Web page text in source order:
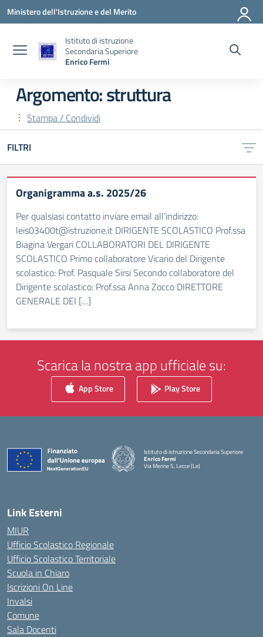
Vai ai contenuti
Vai al menu di navigazione
Vai al footer
Ministero dell'Istruzione e del Merito
Istituto di istruzione
Secondaria Superiore
Enrico Fermi
Argomento: struttura
Stampa / Condividi
FILTRI
Organigramma a.s. 2025/26
Per qualsiasi contatto inviare email all’indirizzo:
leis03400t@istruzione.it DIRIGENTE SCOLASTICO Prof.ssa
Biagina Vergari COLLABORATORI DEL DIRIGENTE
SCOLASTICO Primo collaboratore Vicario del Dirigente
scolastico: Prof. Pasquale Sirsi Secondo collaboratore del
Dirigente scolastico: Prof.ssa Anna Zocco DIRETTORE
GENERALE DEI […]
Scarica la nostra app ufficiale su:
App Store Play Store
Istituto di istruzione Secondaria Superiore
Enrico Fermi
Via Merine 5, Lecce (Le)
Link Esterni
MIUR
Ufficio Scolastico Regionale
Ufficio Scolastico Territoriale
Scuola in Chiaro
Iscrizioni On Line
Invalsi
Comune
Sala Docenti